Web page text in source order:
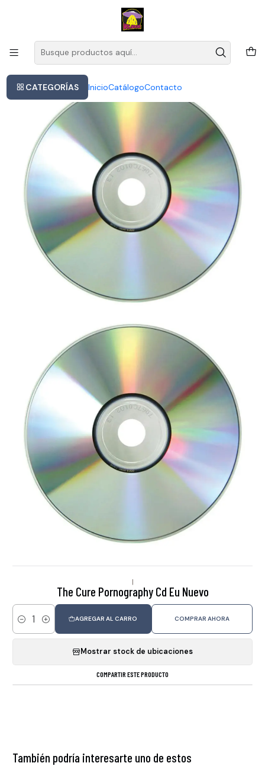
CATEGORÍAS InicioCatálogoContacto
Este es el texto del slide
|
The Cure Pornography Cd Eu Nuevo
Cantidad
AGREGAR AL CARRO COMPRAR AHORA
Mostrar stock de ubicaciones
COMPARTIR ESTE PRODUCTO
También podría interesarte uno de estos